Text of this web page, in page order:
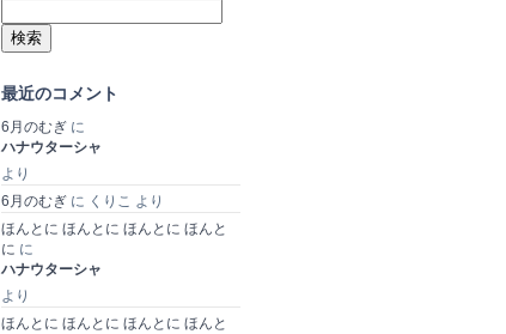
索:
最近のコメント
6月のむぎ に
ハナウターシャ
より
6月のむぎ に くりこ より
ほんとに ほんとに ほんとに ほんと
に に
ハナウターシャ
より
ほんとに ほんとに ほんとに ほんと